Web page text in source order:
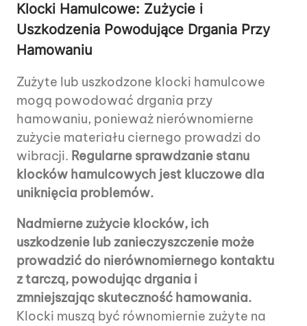
Klocki Hamulcowe: Zużycie i
Uszkodzenia Powodujące Drgania Przy
Hamowaniu
Zużyte lub uszkodzone klocki hamulcowe
mogą powodować drgania przy
hamowaniu, ponieważ nierównomierne
zużycie materiału ciernego prowadzi do
wibracji. Regularne sprawdzanie stanu
klocków hamulcowych jest kluczowe dla
uniknięcia problemów.
Nadmierne zużycie klocków, ich
uszkodzenie lub zanieczyszczenie może
prowadzić do nierównomiernego kontaktu
z tarczą, powodując drgania i
zmniejszając skuteczność hamowania.
Klocki muszą być równomiernie zużyte na